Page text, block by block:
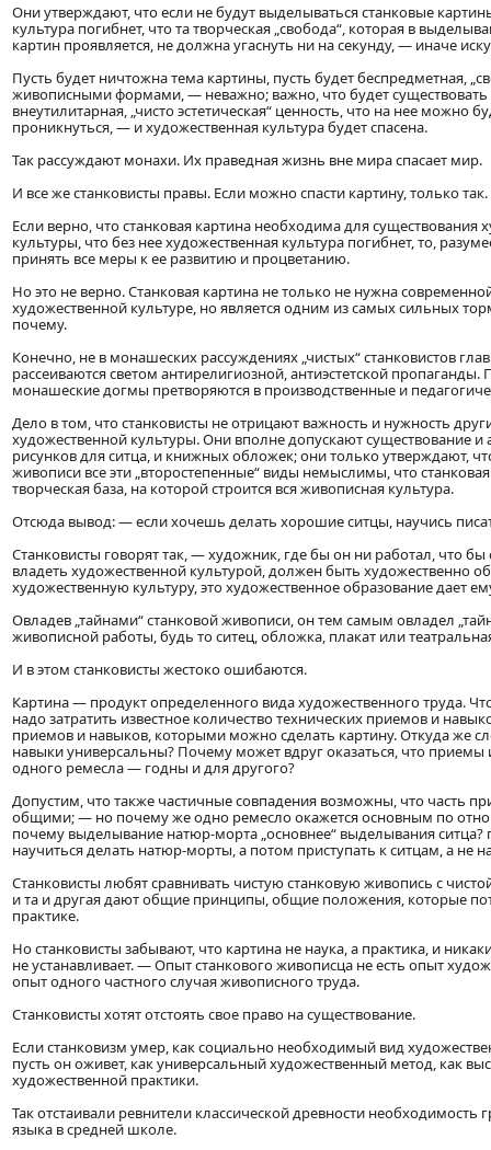
Они утверждают, что если не будут выделываться станковые
культура погибнет, что та творческая „свобода“, которая в
картин проявляется, не должна угаснуть ни на секунду, — иначе
Пусть будет ничтожна тема картины, пусть будет беспредметная,
живописными формами, — неважно; важно, что будет существовать
внеутилитарная, „чисто эстетическая“ ценность, что на нее можно
проникнуться, — и художественная культура будет спасена.
Так рассуждают монахи. Их праведная жизнь вне мира спасает мир.
И все же станковисты правы. Если можно спасти картину, только так.
Если верно, что станковая картина необходима для существования
культуры, что без нее художественная культура погибнет, то,
принять все меры к ее развитию и процветанию.
Но это не верно. Станковая картина не только не нужна
художественной культуре, но является одним из самых сильных
почему.
Конечно, не в монашеских рассуждениях „чистых“ станковистов
рассеиваются светом антирелигиозной, антиэстетской пропаганды.
монашеские догмы претворяются в производственные и
Дело в том, что станковисты не отрицают важность и нужность
художественной культуры. Они вполне допускают существование и
рисунков для ситца, и книжных обложек; они только утверждают,
живописи все эти „второстепенные“ виды немыслимы, что
творческая база, на которой строится вся живописная культура.
Отсюда вывод: — если хочешь делать хорошие ситцы, научись
Станковисты говорят так, — художник, где бы он ни работал, что
владеть художественной культурой, должен быть художественно
художественную культуру, это художественное образование дает
Овладев „тайнами“ станковой живописи, он тем самым овладел
живописной работы, будь то ситец, обложка, плакат или
И в этом станковисты жестоко ошибаются.
Картина — продукт определенного вида художественного труда.
надо затратить известное количество технических приемов и
приемов и навыков, которыми можно сделать картину. Откуда же
навыки универсальны? Почему может вдруг оказаться, что
одного ремесла — годны и для другого?
Допустим, что также частичные совпадения возможны, что часть
общими; — но почему же одно ремесло окажется основным по
почему выделывание натюр-морта „основнее“ выделывания ситца?
научиться делать натюр-морты, а потом приступать к ситцам, а не
Станковисты любят сравнивать чистую станковую живопись с
и та и другая дают общие принципы, общие положения, которые
практике.
Но станковисты забывают, что картина не наука, а практика, и
не устанавливает. — Опыт станкового живописца не есть опыт
опыт одного частного случая живописного труда.
Станковисты хотят отстоять свое право на существование.
Если станковизм умер, как социально необходимый вид
пусть он оживет, как универсальный художественный метод, как
художественной практики.
Так отстаивали ревнители классической древности необходимость
языка в средней школе.